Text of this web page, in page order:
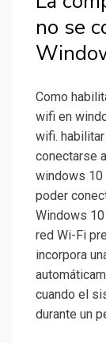
no se
Como
wifi en
wifi.
conectarse
windows 10
poder
Windows
red Wi-Fi
incorpora
cuando el
durante un